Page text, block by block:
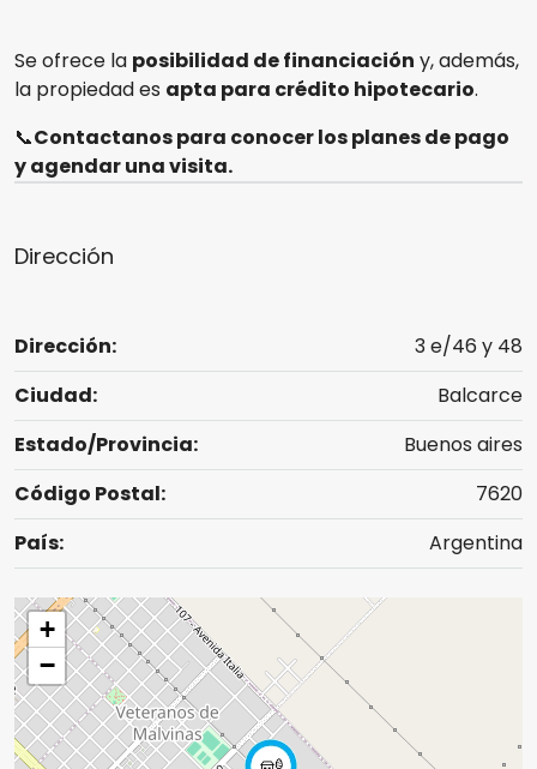
Se ofrece la posibilidad de financiación y, además,
la propiedad es apta para crédito hipotecario.
📞Contactanos para conocer los planes de pago
y agendar una visita.
Dirección
Dirección:
3 e/46 y 48
Ciudad:
Balcarce
Estado/Provincia:
Buenos aires
Código Postal:
7620
País:
Argentina
+
−